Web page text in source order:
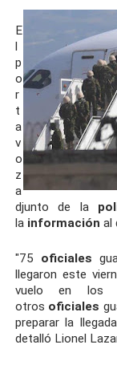
E
l
p
o
r
t
a
v
o
z
a
djunto de la
la información al
"75 oficiales
llegaron este
vuelo en los
otros oficiales
preparar la
detalló Lionel